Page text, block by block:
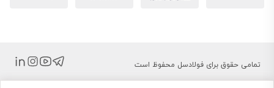
بخش معمولاً خوراک پروژه‌های مسکونی تا ۵ طبقه
تمامی حقوق برای فولادسل محفوظ است